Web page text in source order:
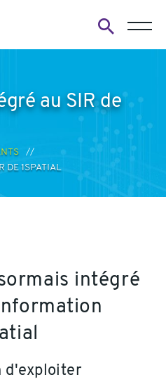
au SIR de
DE 1SPATIAL
intégré
d'exploiter